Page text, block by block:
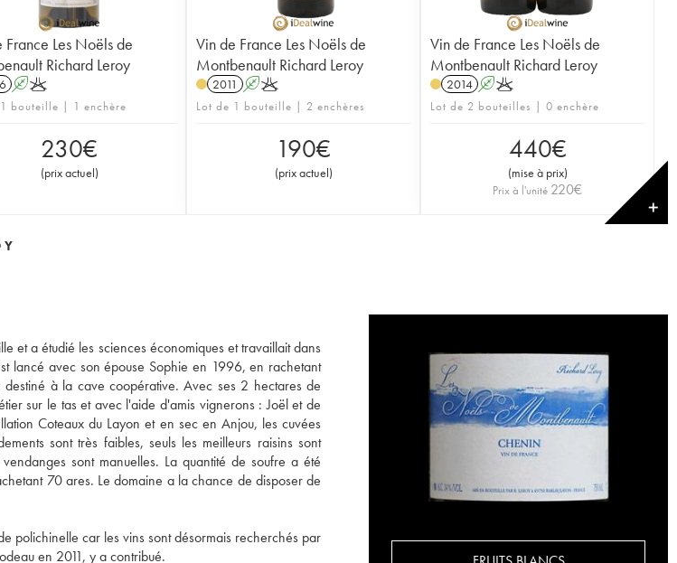
France Les Noëls de
Richard Leroy
AK
bouteille | 1 enchère
230€
(prix actuel)
Vin de France Les Noëls de
Montbenault Richard Leroy
2011 AK
Lot de 1 bouteille | 2 enchères
190€
(prix actuel)
Vin de France Les Noëls de
Montbenault Richard Leroy
2014 AK
Lot de 2 bouteilles | 0 enchère
440€
(mise à prix)
Prix à l'unité 220€
✕
et a étudié les sciences économiques et travaillait dans
lancé avec son épouse Sophie en 1996, en rachetant
à la cave coopérative. Avec ses 2 hectares de
sur le tas et avec l'aide d'amis vignerons : Joël et de
Coteaux du Layon et en sec en Anjou, les cuvées
sont très faibles, seuls les meilleurs raisins sont
sont manuelles. La quantité de soufre a été
70 ares. Le domaine a la chance de disposer de
polichinelle car les vins sont désormais recherchés par
en 2011, y a contribué.